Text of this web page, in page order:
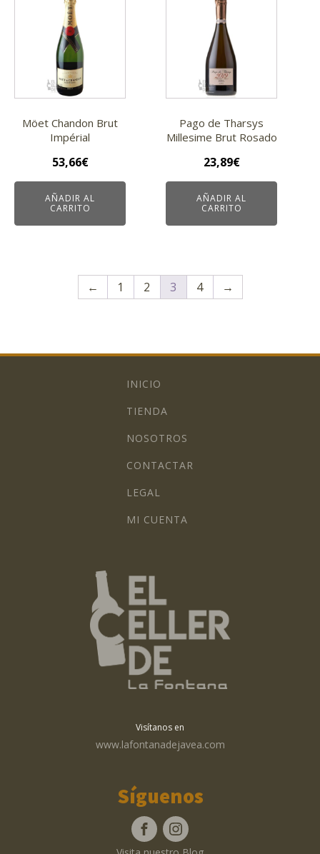
Möet Chandon Brut
Impérial
53,66€
AÑADIR AL
CARRITO
Pago de Tharsys
Millesime Brut Rosado
23,89€
AÑADIR AL
CARRITO
← 1 2 3 4 →
INICIO
TIENDA
NOSOTROS
CONTACTAR
LEGAL
MI CUENTA
Visítanos en
www.lafontanadejavea.com
Síguenos